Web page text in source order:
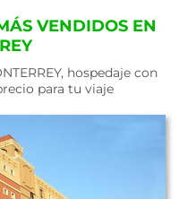
VENDIDOS EN
hospedaje con
para tu viaje